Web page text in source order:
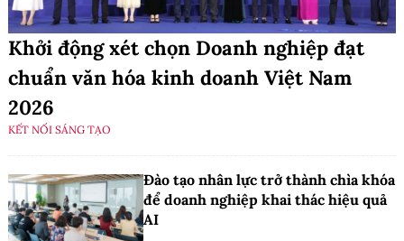
Khởi động xét chọn Doanh nghiệp đạt
chuẩn văn hóa kinh doanh Việt Nam
2026
KẾT NỐI SÁNG TẠO
Đào tạo nhân lực trở thành chìa khóa
để doanh nghiệp khai thác hiệu quả
AI